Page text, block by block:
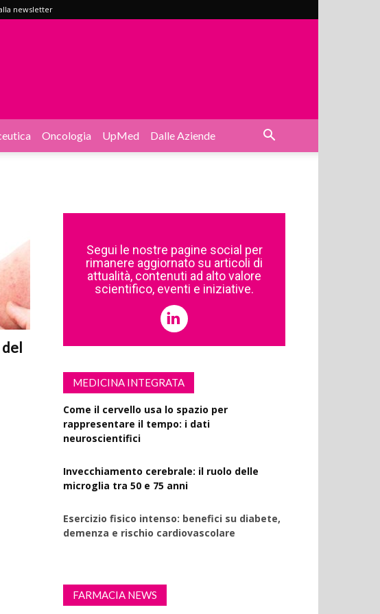
newsletter
Oncologia UpMed Dalle Aziende
Segui le nostre pagine social per
rimanere aggiornato su articoli di
attualità, contenuti ad alto valore
scientifico, eventi e iniziative.
MEDICINA INTEGRATA
Come il cervello usa lo spazio per
rappresentare il tempo: i dati
neuroscientifici
Invecchiamento cerebrale: il ruolo delle
microglia tra 50 e 75 anni
Esercizio fisico intenso: benefici su diabete,
demenza e rischio cardiovascolare
FARMACIA NEWS